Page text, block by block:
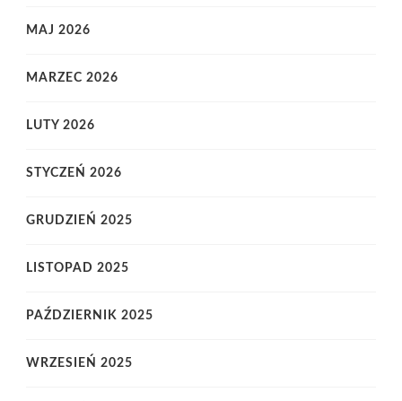
MAJ 2026
MARZEC 2026
LUTY 2026
STYCZEŃ 2026
GRUDZIEŃ 2025
LISTOPAD 2025
PAŹDZIERNIK 2025
WRZESIEŃ 2025